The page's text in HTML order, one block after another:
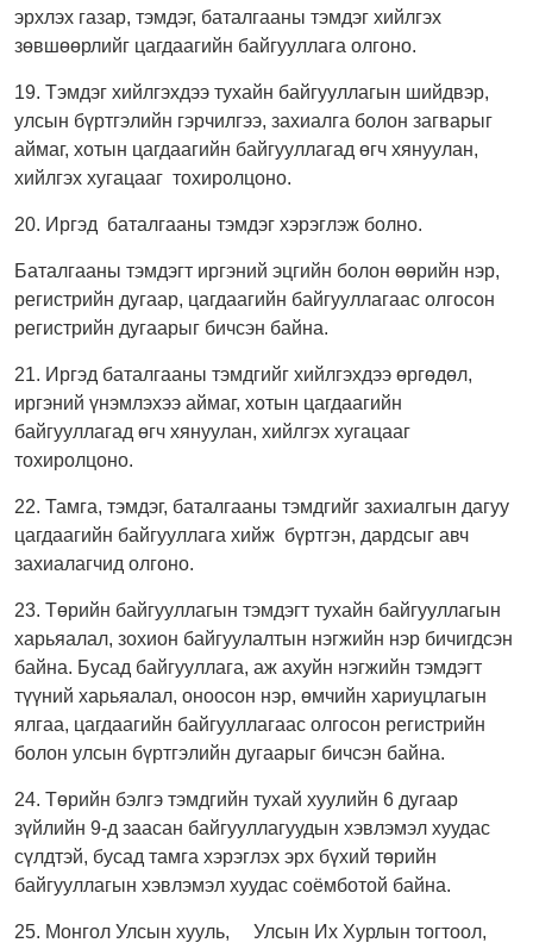
эрхлэх газар, тэмдэг, баталгааны тэмдэг хийлгэх
зөвшөөрлийг цагдаагийн байгууллага олгоно.
19. Тэмдэг хийлгэхдээ тухайн байгууллагын шийдвэр,
улсын бүртгэлийн гэрчилгээ, захиалга болон загварыг
аймаг, хотын цагдаагийн байгууллагад өгч хянуулан,
хийлгэх хугацааг тохиролцоно.
20. Иргэд баталгааны тэмдэг хэрэглэж болно.
Баталгааны тэмдэгт иргэний эцгийн болон өөрийн нэр,
регистрийн дугаар, цагдаагийн байгууллагаас олгосон
регистрийн дугаарыг бичсэн байна.
21. Иргэд баталгааны тэмдгийг хийлгэхдээ өргөдөл,
иргэний үнэмлэхээ аймаг, хотын цагдаагийн
байгууллагад өгч хянуулан, хийлгэх хугацааг
тохиролцоно.
22. Тамга, тэмдэг, баталгааны тэмдгийг захиалгын дагуу
цагдаагийн байгууллага хийж бүртгэн, дардсыг авч
захиалагчид олгоно.
23. Төрийн байгууллагын тэмдэгт тухайн байгууллагын
харьяалал, зохион байгуулалтын нэгжийн нэр бичигдсэн
байна. Бусад байгууллага, аж ахуйн нэгжийн тэмдэгт
түүний харьяалал, оноосон нэр, өмчийн хариуцлагын
ялгаа, цагдаагийн байгууллагаас олгосон регистрийн
болон улсын бүртгэлийн дугаарыг бичсэн байна.
24. Төрийн бэлгэ тэмдгийн тухай хуулийн 6 дугаар
зүйлийн 9-д заасан байгууллагуудын хэвлэмэл хуудас
сүлдтэй, бусад тамга хэрэглэх эрх бүхий төрийн
байгууллагын хэвлэмэл хуудас соёмботой байна.
25. Монгол Улсын хууль, Улсын Их Хурлын тогтоол,